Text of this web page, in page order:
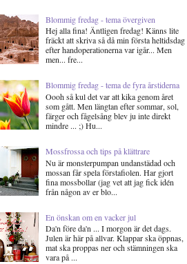
Blommig fredag - tema övergiven
Hej alla fina! Äntligen fredag! Känns lite
fräckt att skriva så då min första heltidsdag
efter handoperationerna var igår... Men
men... fre...
Blommig fredag - tema de fyra årstiderna
Oooh så kul det var att kika genom året
som gått. Men längtan efter sommar, sol,
färger och fågelsång blev ju inte direkt
mindre ... ;) Hu...
Mossfrossa och tips på klättrare
Nu är monsterpumpan undanstädad och
mossan får spela förstafiolen. Har gjort
fina mossbollar (jag vet att jag fick idén
från någon av er blo...
En önskan om en vacker jul
Da'n före da'n ... I morgon är det dags.
Julen är här på allvar. Klappar ska öppnas,
mat ska proppas ner och stämningen ska
vara på ...